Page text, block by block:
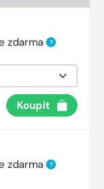
zdarma ?
Koupit
zdarma ?